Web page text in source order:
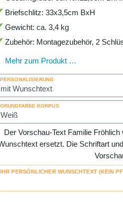
Briefschlitz: 33x3,5cm BxH
Gewicht: ca. 3,4 kg
Zubehör: Montagezubehör, 2
Mehr zum Produkt …
PERSONALISIERUNG
GRUNDFARBE KORPUS
Der Vorschau-Text Familie
ersetzt. Die Schriftart
IHR PERSÖNLICHER WUNSCHTEXT (KEIN